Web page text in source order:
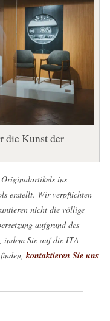
die Kunst der
ins
erstellt. Wir verpflichten
nicht die völlige
aufgrund des
indem Sie auf die ITA-
kontaktieren Sie uns